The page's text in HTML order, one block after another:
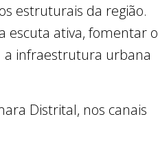
estruturais da região.
escuta ativa, fomentar o
a infraestrutura urbana
Distrital, nos canais